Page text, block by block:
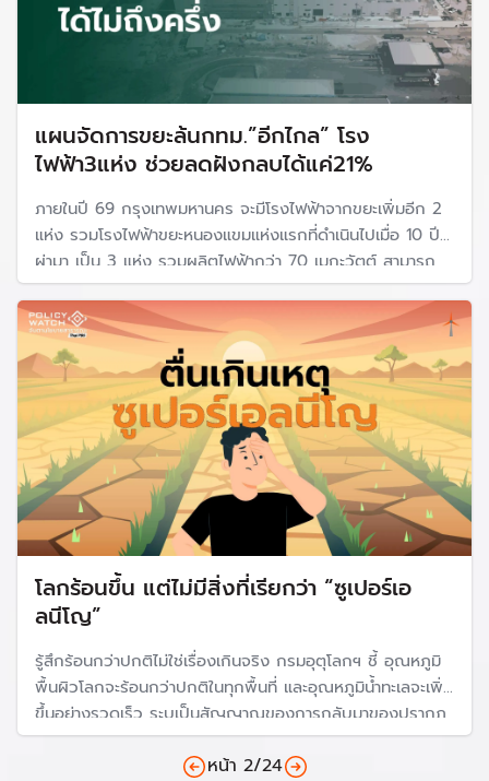
แผนจัดการขยะล้นกทม.”อีกไกล” โรง
ไฟฟ้า3แห่ง ช่วยลดฝังกลบได้แค่21%
ภายในปี 69 กรุงเทพมหานคร จะมีโรงไฟฟ้าจากขยะเพิ่มอีก 2
แห่ง รวมโรงไฟฟ้าขยะหนองแขมแห่งแรกที่ดำเนินไปเมื่อ 10 ปีที่
ผ่ามา เป็น 3 แห่ง รวมผลิตไฟฟ้ากว่า 70 เมกะวัตต์ สามารถ
จัดการขยะได้ 3,700 ตัน/วัน หรือ 40 % ของขยะกทม.ที่มี
จำนวนมากถึง 8,000-9,000 ตัน/วัน แต่ยังห่างไกลเป้าหมาย
ที่จะลดฝังกลบเหลือ 21%
โลกร้อนขึ้น แต่ไม่มีสิ่งที่เรียกว่า “ซูเปอร์เอ
ลนีโญ”
รู้สึกร้อนกว่าปกติไม่ใช่เรื่องเกินจริง กรมอุตุโลกฯ ชี้ อุณหภูมิ
พื้นผิวโลกจะร้อนกว่าปกติในทุกพื้นที่ และอุณหภูมิน้ำทะเลจะเพิ่ม
ขึ้นอย่างรวดเร็ว ระบุเป็นสัญญาณของการกลับมาของปรากฎ
การณ์ "เอลนีโญ" มีแนวโน้มว่าเอลนีโญครั้งนี้จะมีความรุนแรง
ในระดับ 'Strong' แต่ไม่ใช้คำว่า "Super"
หน้า 2/24